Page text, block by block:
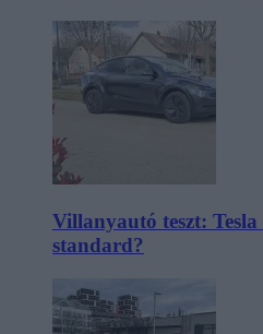
Villanyautó teszt:
standard?